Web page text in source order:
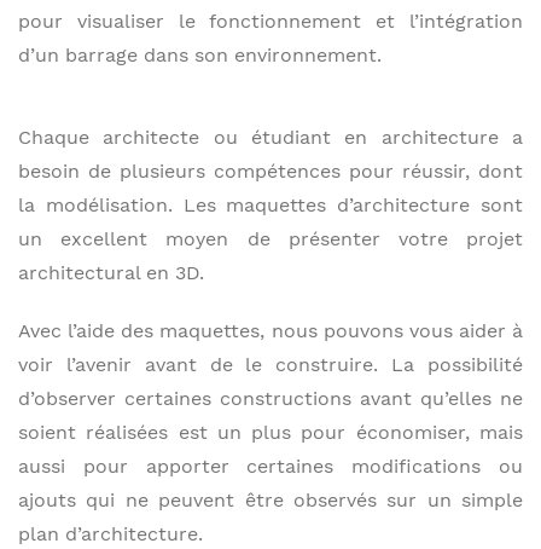
pour visualiser le fonctionnement et l’intégration
d’un barrage dans son environnement.
Chaque architecte ou étudiant en architecture a
besoin de plusieurs compétences pour réussir, dont
la modélisation. Les maquettes d’architecture sont
un excellent moyen de présenter votre projet
architectural en 3D.
Avec l’aide des maquettes, nous pouvons vous aider à
voir l’avenir avant de le construire. La possibilité
d’observer certaines constructions avant qu’elles ne
soient réalisées est un plus pour économiser, mais
aussi pour apporter certaines modifications ou
ajouts qui ne peuvent être observés sur un simple
plan d’architecture.